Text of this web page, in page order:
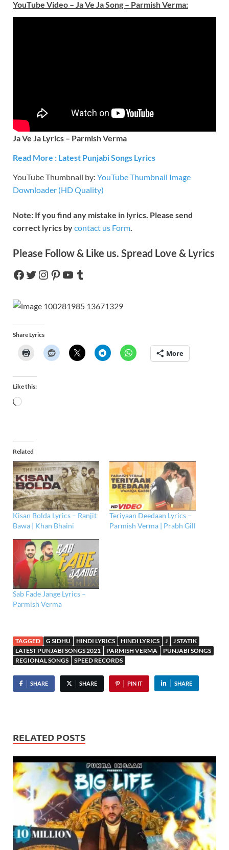
YouTube Video – Ja Ve Ja Song – Parmish Verma:
Ja Ve Ja Lyrics – Parmish Verma
Read More : Latest Punjabi Songs Lyrics
YouTube Thumbnail by: YouTube Thumbnail Image
Downloader (HD Quality)
Note: If you find any mistake in lyrics. Please send
correct lyrics bycontact us Form
Please Follow & Like us. Spread Love & Lyrics
Share Lyrics
More
Like this:
Related
Kisan Bolda Lyrics – Ranjit
Bawa | Khan Bhaini
Teriyaan Deedaan Lyrics –
Parmish Verma | Prabh Gill
Sab Fade Jange Lyrics –
Parmish Verma
TAGGED G SIDHU HINDI LYRICS HINDI LYRICS J
J STATIK
LATEST PUNJABI SONGS 2021
PARMISH VERMA
PUNJABI SONGS
REGIONAL SONGS
SPEED RECORDS
SHARE SHARE PIN IT SHARE
RELATED POSTS